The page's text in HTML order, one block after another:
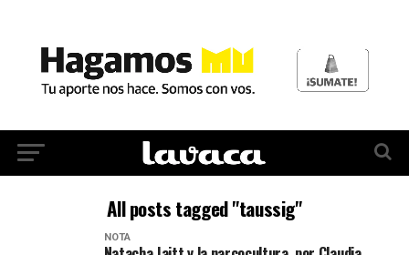
All posts tagged "taussig"
NOTA